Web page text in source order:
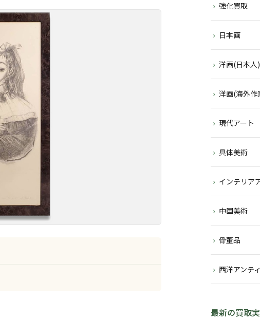
強化買取
日本画
洋画(日本人)
洋画(海外作
現代アート
具体美術
インテリア
中国美術
骨董品
西洋アンテ
最新の買取